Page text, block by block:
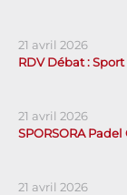
21 avril 2026
RDV Débat :
21 avril 2026
SPORSORA
21 avril 2026